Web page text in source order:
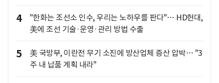
4
"한화는 조선소 인수, 우리는 노하우를 판다"… HD현대,
美에 조선 기술·운영·관리 방법 수출
5
美 국방부, 이란전 무기 소진에 방산업체 증산 압박… "3
주 내 납품 계획 내라"